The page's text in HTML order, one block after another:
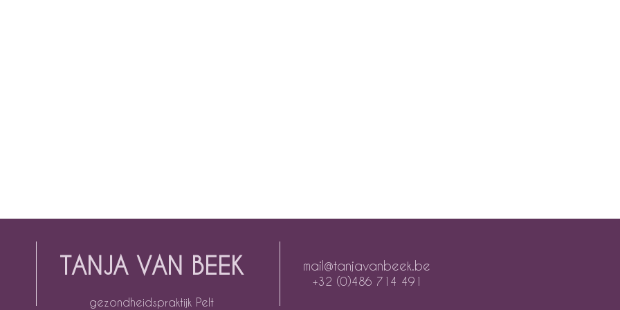
TANJA VAN BEEK
gezondheidspraktijk Pelt
mail@tanjavanbeek.be
+32 (0)486 714 491